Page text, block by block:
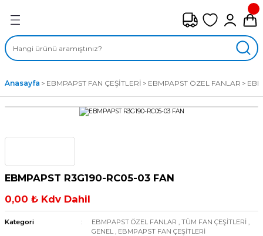
ÇEŞİTLERİ
FANLAR
Anasayfa EBMPAPST FAN ÇEŞİTLERİ EBMPAPST ÖZEL FANLAR
EBMPAPST R3G190-RC05-03 FAN
0,00 ₺ Kdv Dahil
Kategori EBMPAPST ÖZEL FANLAR , TÜM FAN ÇEŞİTLERİ ,
GENEL , EBMPAPST FAN ÇEŞİTLERİ